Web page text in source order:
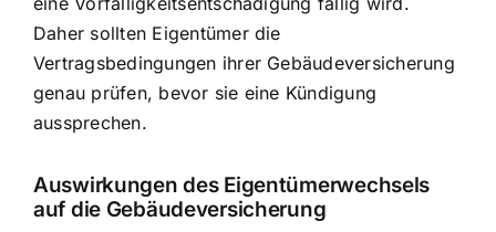
Daher sollten Eigentümer die
Vertragsbedingungen ihrer Gebäudeversicherung
genau prüfen, bevor sie eine Kündigung
aussprechen.
Auswirkungen des Eigentümerwechsels
auf die Gebäudeversicherung